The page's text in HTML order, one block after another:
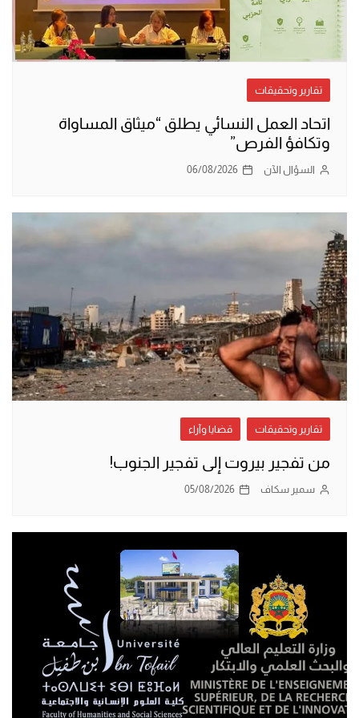
تقارير وتحقيقات
اتحاد العمل النسائي يطلق “ميثاق المساواة
وتكافؤ الفرص”
السؤال الآن 06/08/2026
تقارير وتحقيقات قضايا وآراء
من تفجير بيروت إلى تفجير الجنوب!
سمير سكاف 05/08/2026